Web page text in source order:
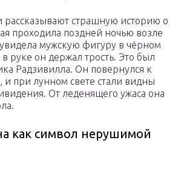
страшную историю о
проходила поздней ночью возле
мужскую фигуру в чёрном
руке он держал трость. Это был
Радзивилла. Он повернулся к
при лунном свете стали видны
От леденящего ужаса она
как символ нерушимой